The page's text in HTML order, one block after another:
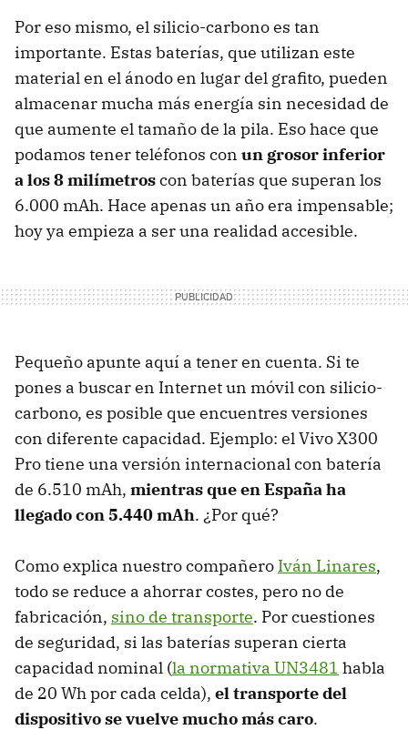
Por eso mismo, el silicio-carbono es tan
importante. Estas baterías, que utilizan este
material en el ánodo en lugar del grafito, pueden
almacenar mucha más energía sin necesidad de
que aumente el tamaño de la pila. Eso hace que
podamos tener teléfonos con un grosor inferior
a los 8 milímetroscon baterías que superan los
6.000 mAh. Hace apenas un año era impensable;
hoy ya empieza a ser una realidad accesible.
Pequeño apunte aquí a tener en cuenta. Si te
pones a buscar en Internet un móvil con silicio-
carbono, es posible que encuentres versiones
con diferente capacidad. Ejemplo: el Vivo X300
Pro tiene una versión internacional con batería
de 6.510 mAh, mientras que en España ha
llegado con 5.440 mAh. ¿Por qué?
Como explica nuestro compañero Iván Linares,
todo se reduce a ahorrar costes, pero no de
fabricación, sino de transporte. Por cuestiones
de seguridad, si las baterías superan cierta
capacidad nominal (la normativa UN3481 habla
de 20 Wh por cada celda), el transporte del
dispositivo se vuelve mucho más caro.